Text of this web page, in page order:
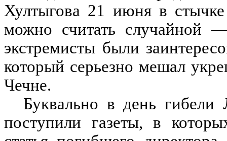
Хултыгова 21 июня в
можно считать случайной
экстремисты были
который серьезно мешал
Чечне.
Буквально в день
поступили газеты, в